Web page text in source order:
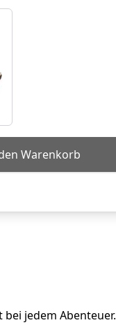
Warenkorb
jedem Abenteuer.